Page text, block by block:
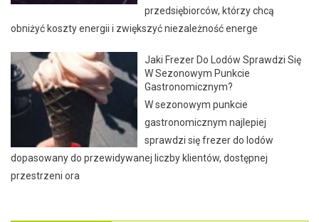
przedsiębiorców, którzy chcą
obniżyć koszty energii i zwiększyć niezależność energe
Jaki Frezer Do Lodów Sprawdzi Się
W Sezonowym Punkcie
Gastronomicznym?
W sezonowym punkcie
gastronomicznym najlepiej
sprawdzi się frezer do lodów
dopasowany do przewidywanej liczby klientów, dostępnej
przestrzeni ora